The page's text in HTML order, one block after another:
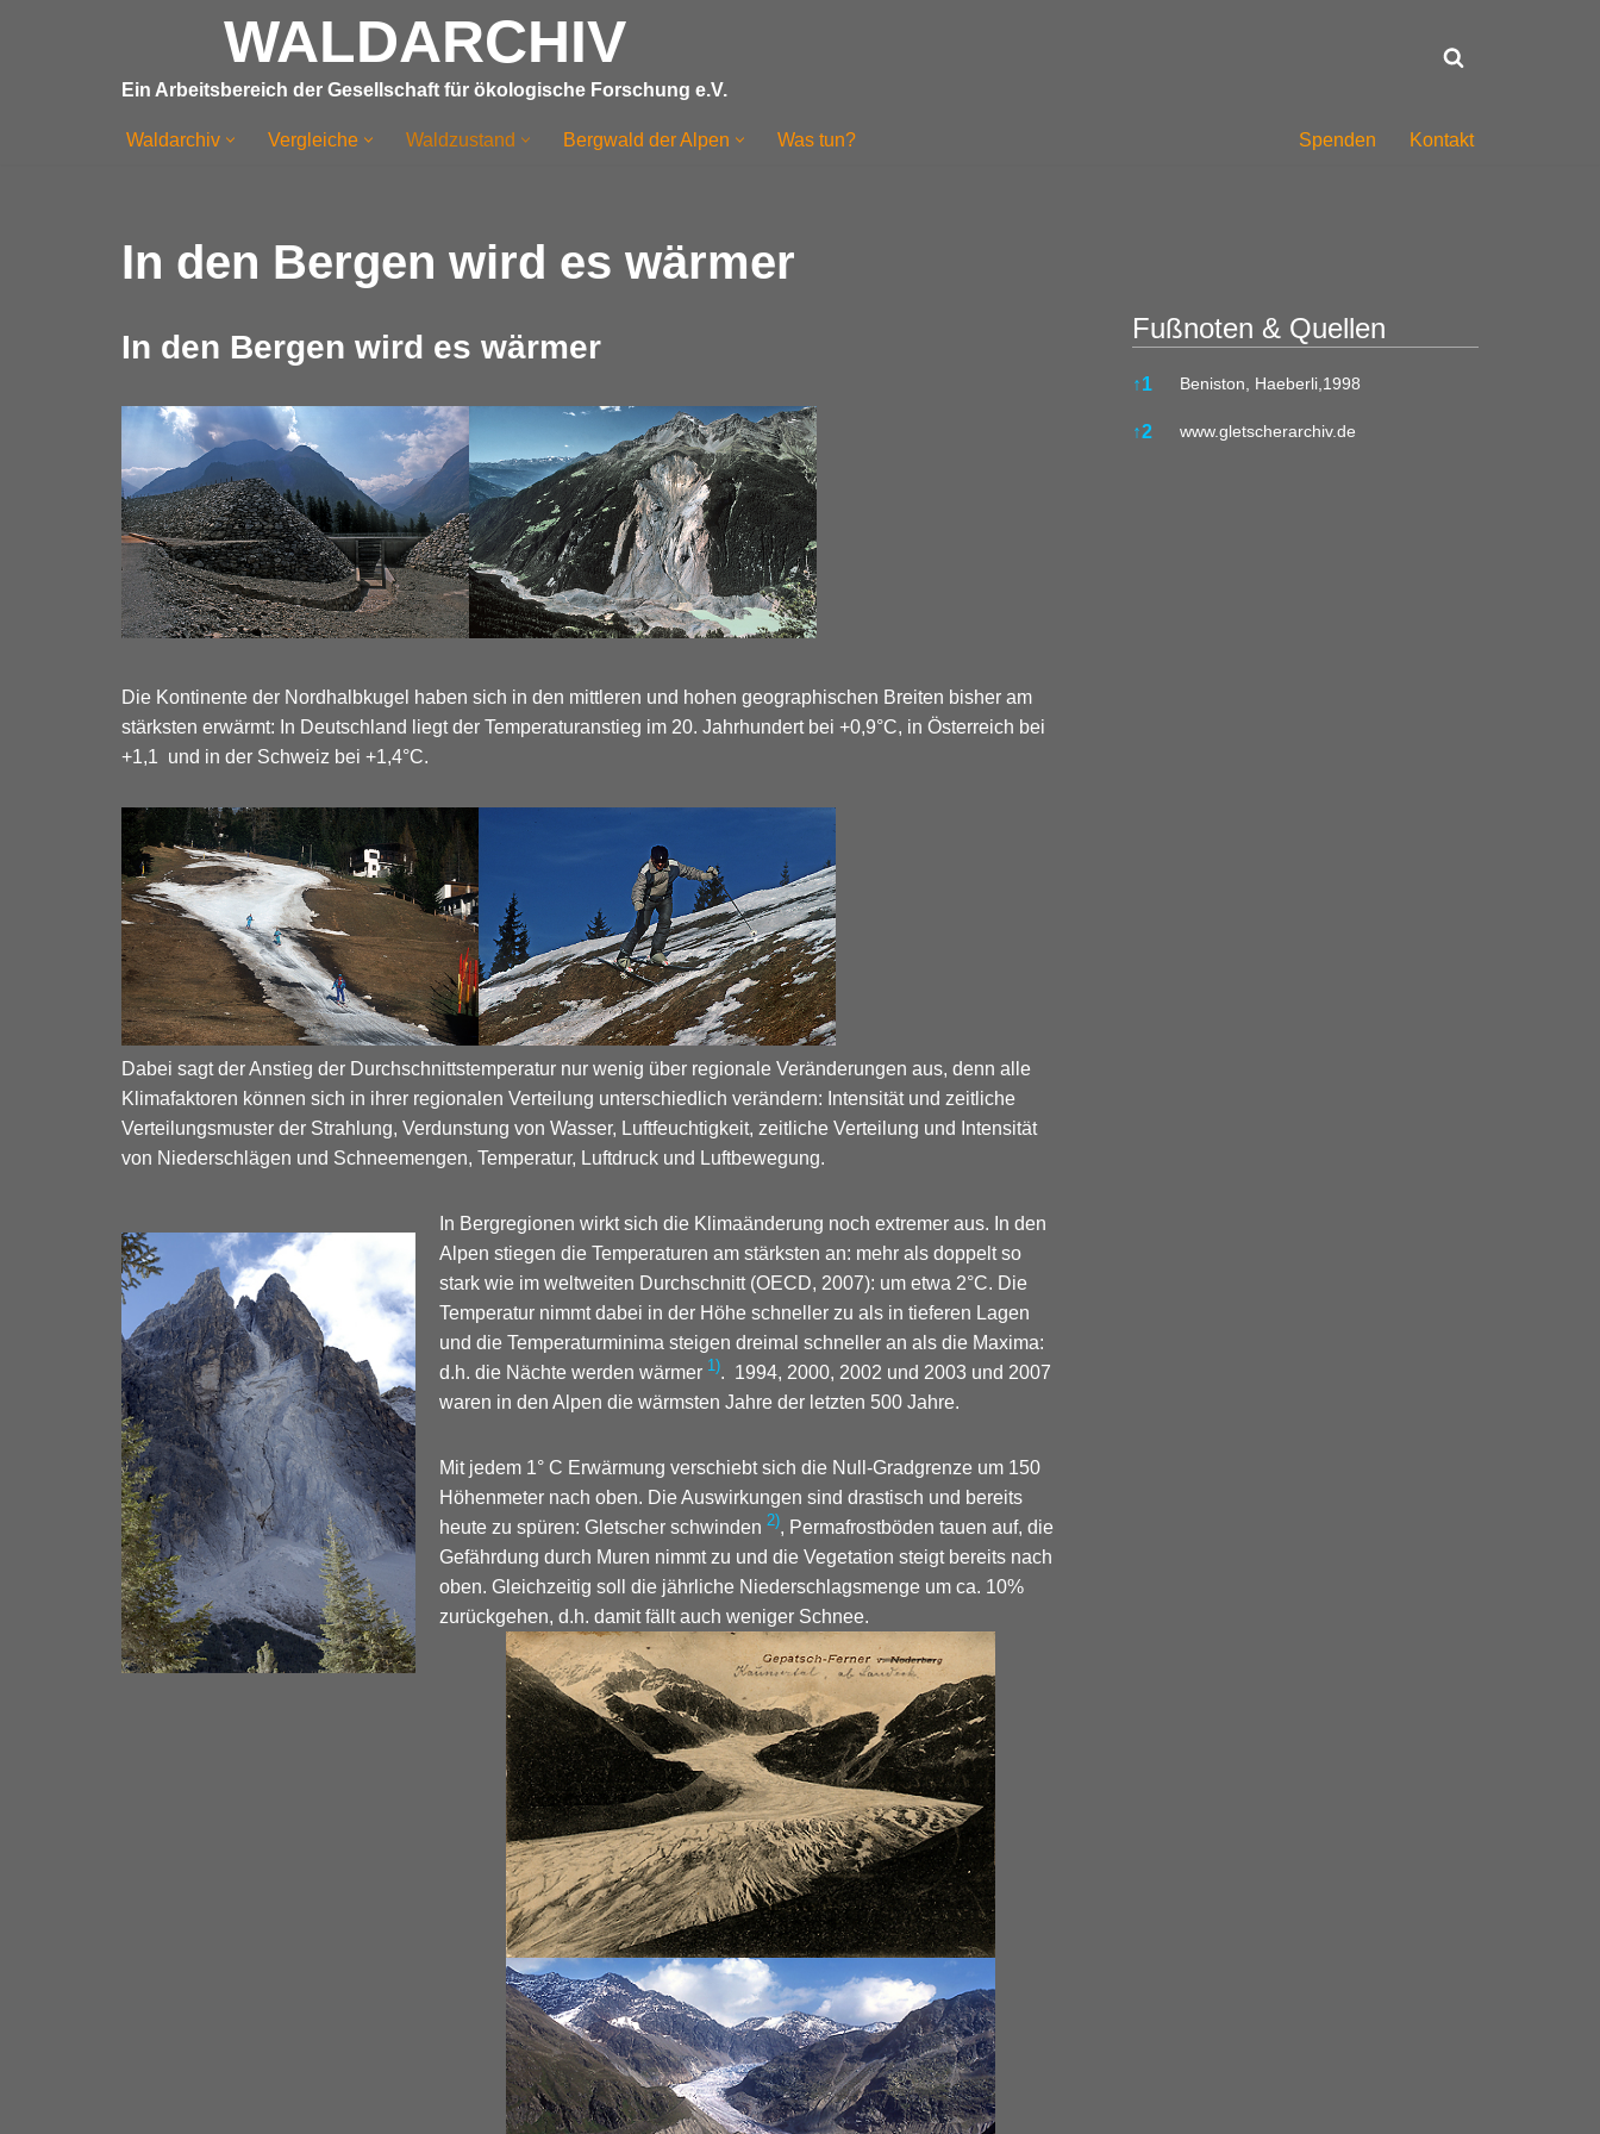
WALDARCHIV
Ein Arbeitsbereich der Gesellschaft für ökologische Forschung e.V.
Waldarchiv Vergleiche Waldzustand Bergwald der Alpen Was tun? Spenden Kontakt
In den Bergen wird es wärmer
In den Bergen wird es wärmer
Die Kontinente der Nordhalbkugel haben sich in den mittleren und hohen geographischen Breiten bisher am
stärksten erwärmt: In Deutschland liegt der Temperaturanstieg im 20. Jahrhundert bei +0,9°C, in Österreich bei
+1,1 und in der Schweiz bei +1,4°C.
Dabei sagt der Anstieg der Durchschnittstemperatur nur wenig über regionale Veränderungen aus, denn alle
Klimafaktoren können sich in ihrer regionalen Verteilung unterschiedlich verändern: Intensität und zeitliche
Verteilungsmuster der Strahlung, Verdunstung von Wasser, Luftfeuchtigkeit, zeitliche Verteilung und Intensität
von Niederschlägen und Schneemengen, Temperatur, Luftdruck und Luftbewegung.
In Bergregionen wirkt sich die Klimaänderung noch extremer aus. In den
Alpen stiegen die Temperaturen am stärksten an: mehr als doppelt so
stark wie im weltweiten Durchschnitt (OECD, 2007): um etwa 2°C. Die
Temperatur nimmt dabei in der Höhe schneller zu als in tieferen Lagen
und die Temperaturminima steigen dreimal schneller an als die Maxima:
d.h. die Nächte werden wärmer 1). 1994, 2000, 2002 und 2003 und 2007
waren in den Alpen die wärmsten Jahre der letzten 500 Jahre.
Mit jedem 1° C Erwärmung verschiebt sich die Null-Gradgrenze um 150
Höhenmeter nach oben. Die Auswirkungen sind drastisch und bereits
heute zu spüren: Gletscher schwinden 2), Permafrostböden tauen auf, die
Gefährdung durch Muren nimmt zu und die Vegetation steigt bereits nach
oben. Gleichzeitig soll die jährliche Niederschlagsmenge um ca. 10%
zurückgehen, d.h. damit fällt auch weniger Schnee.
Fußnoten & Quellen
Fußnoten & Quellen
↑1 Beniston, Haeberli,1998
↑2 www.gletscherarchiv.de